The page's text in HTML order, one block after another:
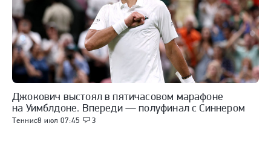
Теннис8 июл 07:45 3
Джокович выстоял в пятичасовом марафоне
на Уимблдоне. Впереди — полуфинал с Синнером